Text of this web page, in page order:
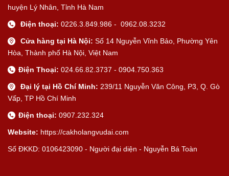
huyện Lý Nhân, Tỉnh Hà Nam
Điện thoại: 0226.3.849.986 - 0962.08.3232
Cửa hàng tại Hà Nội: Số 14 Nguyễn Vĩnh Bảo, Phường Yên
Hòa, Thành phố Hà Nội, Việt Nam
Điện Thoại: 024.66.82.3737 - 0904.750.363
Đại lý tại Hồ Chí Minh: 239/11 Nguyễn Văn Công, P3, Q. Gò
Vấp, TP Hồ Chí Minh
Điện thoại: 0907.232.324
Website: https://cakholangvudai.com
Số ĐKKD: 0106423090 - Người đại diện - Nguyễn Bá Toàn